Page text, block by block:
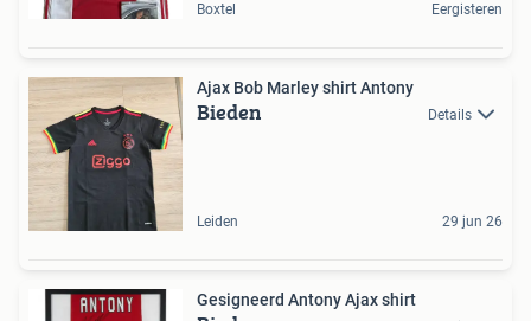
Boxtel Eergisteren
Ajax Bob Marley shirt Antony
Bieden Details
Leiden 29 jun 26
Gesigneerd Antony Ajax shirt